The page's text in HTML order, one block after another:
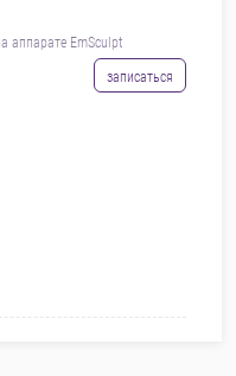
аппарате EmSculpt
записаться